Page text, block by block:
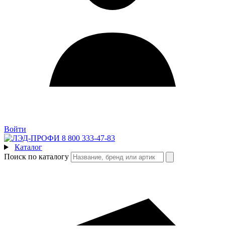
Войти
8 800 333-47-83
Каталог
Поиск по каталогу